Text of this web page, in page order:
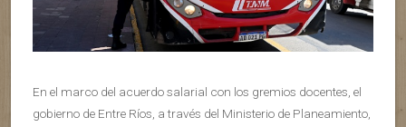
En el marco del acuerdo salarial con los gremios docentes, el
gobierno de Entre Ríos, a través del Ministerio de Planeamiento,